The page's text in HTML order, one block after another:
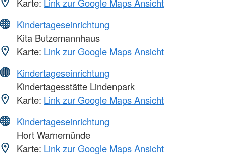
Karte: Link zur Google Maps Ansicht
Kindertageseinrichtung
Kita Butzemannhaus
Karte: Link zur Google Maps Ansicht
Kindertageseinrichtung
Kindertagesstätte Lindenpark
Karte: Link zur Google Maps Ansicht
Kindertageseinrichtung
Hort Warnemünde
Karte: Link zur Google Maps Ansicht